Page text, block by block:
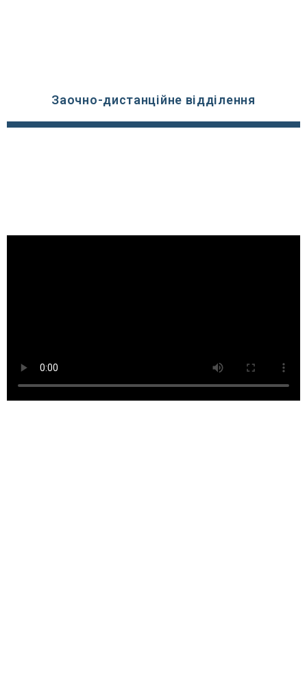
Заочно-дистанційне відділення